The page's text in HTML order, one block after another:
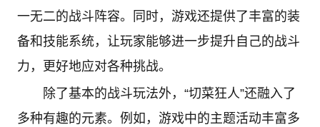
一无二的战斗阵容。同时，游戏还提供了丰富的装
备和技能系统，让玩家能够进一步提升自己的战斗
力，更好地应对各种挑战。
除了基本的战斗玩法外，“切菜狂人”还融入了
多种有趣的元素。例如，游戏中的主题活动丰富多